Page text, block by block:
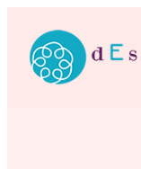
contenido